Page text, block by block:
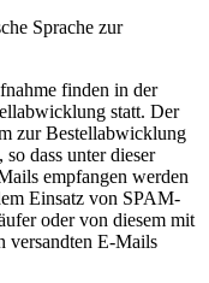
Sprache zur
finden in der
statt. Der
zur Bestellabwicklung
dass unter dieser
empfangen werden
Einsatz von SPAM-
oder von diesem mit
versandten E-Mails